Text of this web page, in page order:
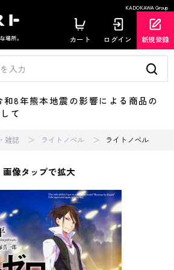
KADOKAWA Group
カート ログイン 新規登録
8年熊本地震の影響による商品の
て
雑誌 ライトノベル ライトノベル
画像タップで拡大